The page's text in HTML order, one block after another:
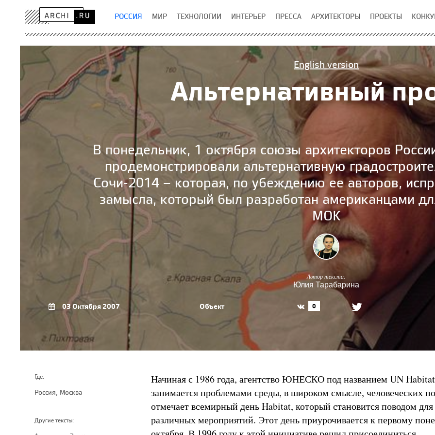
РОССИЯ МИР ТЕХНОЛОГИИ ИНТЕРЬЕР ПРЕССА АРХИТЕКТОРЫ ПРОЕКТЫ
English version
Альтернативный
В понедельник, 1 октября союзы архитекторов
продемонстрировали альтернативную
Сочи-2014 – которая, по убеждению ее авторов,
замысла, который был разработан американцами
МОК
Автор текста:
Юлия Тарабарина
03 Октября 2007 Объект 0
Где:
Россия, Москва
Другие тексты:
Начиная с 1986 года, агентство ЮНЕСКО под названием UN
занимается проблемами среды, в широком смысле, человеческих
отмечает всемирный день Habitat, который становится поводом для
различных мероприятий. Этот день приурочивается к первому